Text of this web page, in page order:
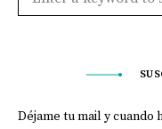
Déjame tu mail y cuando